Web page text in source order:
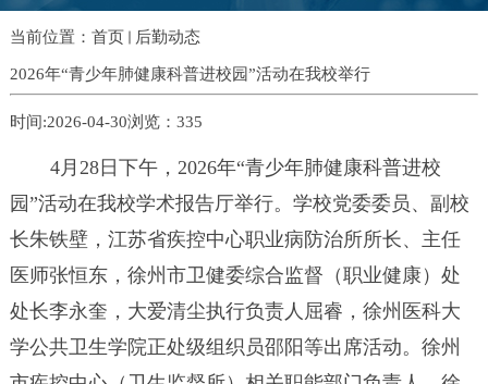
当前位置： 首页 后勤动态
2026年“青少年肺健康科普进校园”活动在我校举行
时间:2026-04-30浏览： 335
4月 28日下午， 2026年“青少年肺健康科普进校
园”活动在我校学术报告厅举行。学校党委委员、副校
长朱铁壁，江苏省疾控中心职业病防治所所长、主任
医师张恒东，徐州市卫健委综合监督（职业健康）处
处长李永奎，大爱清尘执行负责人屈睿，徐州医科大
学公共卫生学院正处级组织员邵阳等出席活动。徐州